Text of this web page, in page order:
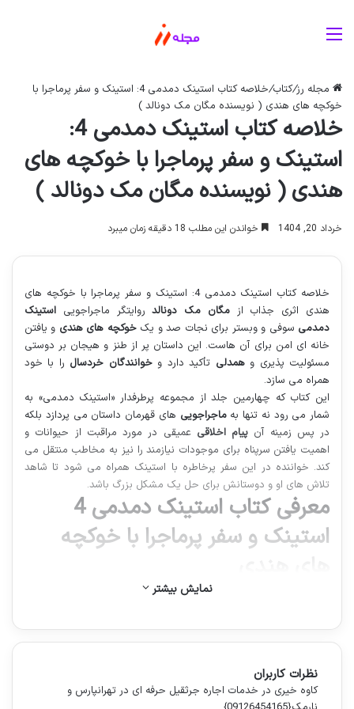
مجله رز/کتاب/
خلاصه کتاب استینک دمدمی 4: استینک و سفر پرماجرا با
خوکچه های هندی ( نویسنده مگان مک دونالد )
خلاصه کتاب استینک دمدمی 4:
استینک و سفر پرماجرا با خوکچه های
هندی ( نویسنده مگان مک دونالد )
خرداد 20, 1404 خواندن این مطلب 18 دقیقه زمان میبرد
خلاصه کتاب استینک دمدمی 4: استینک و سفر پرماجرا با خوکچه های
هندی اثری جذاب ازمگان مک دونالدروایتگر ماجراجویی استینک
دمدمی سوفی و وبستر برای نجات صد و یکخوکچه های هندی و یافتن
خانه ای امن برای آن هاست. این داستان پر از طنز و هیجان بر دوستی
مسئولیت پذیری وهمدلی تأکید دارد وخوانندگان خردسال را با خود
همراه می سازد.
این کتاب که چهارمین جلد از مجموعه پرطرفدار «استینک دمدمی» به
شمار می رود نه تنها بهماجراجویی های قهرمان داستان می پردازد بلکه
در پس زمینه آن پیام اخلاقی عمیقی در مورد مراقبت از حیوانات و
اهمیت یافتن سرپناه برای موجودات نیازمند را نیز به مخاطب منتقل می
کند. خواننده در این سفر پرخاطره با استینک همراه می شود تا شاهد
تلاش های او و دوستانش برای حل یک مشکل بزرگ باشد.
معرفی کتاب استینک دمدمی 4
استینک و سفر پرماجرا با خوکچه
کتاب «استینک دمدمی 4: استینک و سفر پرماجرا با خوکچه های هندی» که
ترجمه روان ریحانه جعفری توسط
ماجرا از جایی آغاز می شود که سه خوکچه هندی از یک فروشگاه حیوانات
خانگی فرار می کنند. استینک دمدمی پسر کوچک و باهوش به همراه دو
نمایش بیشتر
نظرات کاربران
کاوه خیری در خدمات اجاره جرثقیل حرفه ای در تهرانپارس و